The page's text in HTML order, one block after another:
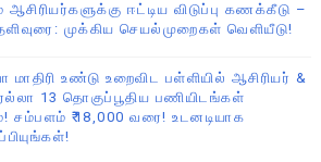
ஆசிரியர்களுக்கு ஈட்டிய விடுப்பு கணக்கீடு –
முக்கிய செயல்முறைகள் வெளியீடு!
மாதிரி உண்டு உறைவிட பள்ளியில் ஆசிரியர் &
13 தொகுப்பூதிய பணியிடங்கள்
சம்பளம் ₹18,000 வரை! உடனடியாக